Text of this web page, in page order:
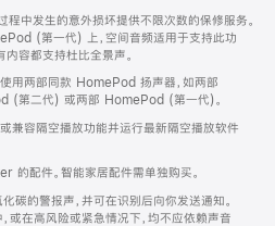
中发生的意外损坏提供不限次数的保修服务。
(第一代) 上，空间音频适用于支持此功
容都支持杜比全景声。
用两部同款 HomePod 扬声器，如两部
(第二代) 或两部 HomePod (第一代)。
兼容隔空播放功能并运行最新隔空播放软件
配件。智能家居配件需单独购买。
碳的警报声，并可在识别后向你发送通知。
或在高风险或紧急情况下，均不应依赖声音